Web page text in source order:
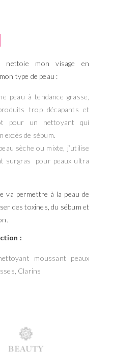
nettoie mon visage en
type de peau :
peau à tendance grasse,
trop décapants et
pour un nettoyant qui
excès de sébum.
sèche ou mixte, j’utilise
surgras pour peaux ultra
va permettre à la peau de
des toxines, du sébum et
:
moussant peaux
Clarins